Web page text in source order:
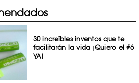
30 increíbles inventos que te
facilitarán la vida ¡Quiero el #6
YA!